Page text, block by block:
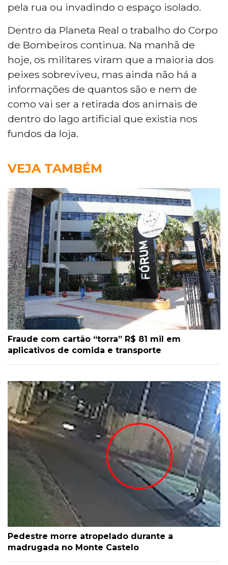
pela rua ou invadindo o espaço isolado.
Dentro da Planeta Real o trabalho do Corpo
de Bombeiros continua. Na manhã de
hoje, os militares viram que a maioria dos
peixes sobreviveu, mas ainda não há a
informações de quantos são e nem de
como vai ser a retirada dos animais de
dentro do lago artificial que existia nos
fundos da loja.
VEJA TAMBÉM
Fraude com cartão “torra” R$ 81 mil em
aplicativos de comida e transporte
Pedestre morre atropelado durante a
madrugada no Monte Castelo